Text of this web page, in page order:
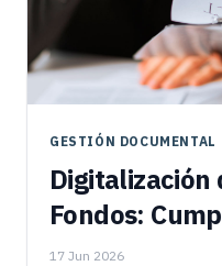
GESTIÓN DOCUMENTAL
Digitalización
Fondos:
17 Jun 2026